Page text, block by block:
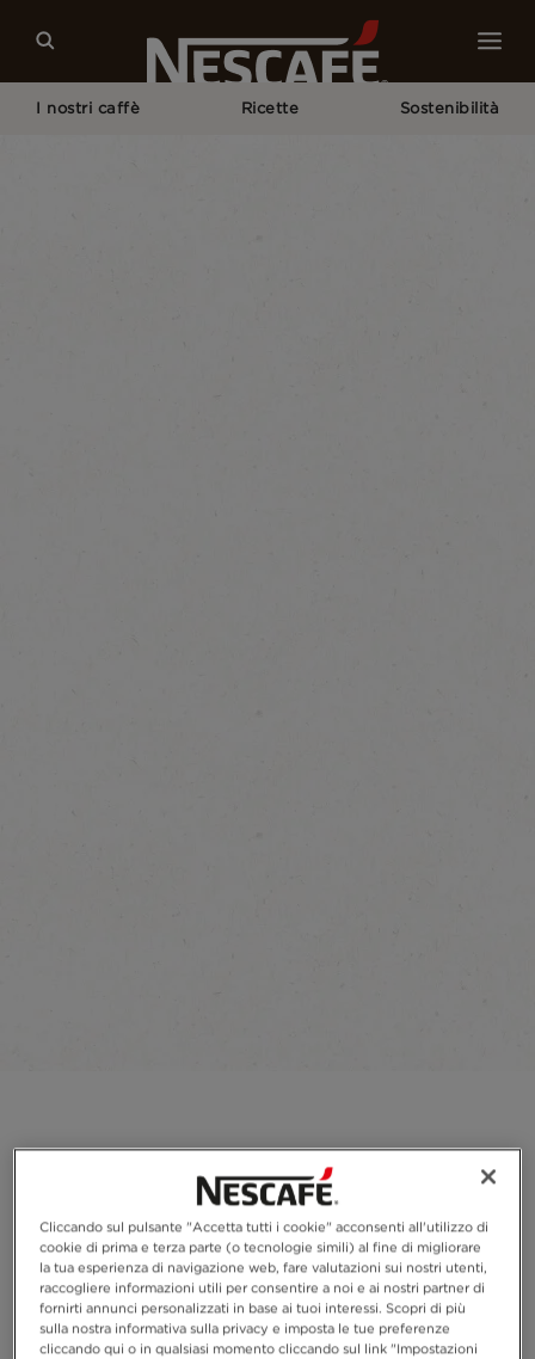
I nostri caffè Ricette Sostenibilità
Cliccando sul pulsante "Accetta tutti i cookie" acconsenti all'utilizzo di
cookie di prima e terza parte (o tecnologie simili) al fine di migliorare
la tua esperienza di navigazione web, fare valutazioni sui nostri utenti,
raccogliere informazioni utili per consentire a noi e ai nostri partner di
fornirti annunci personalizzati in base ai tuoi interessi. Scopri di più
sulla nostra informativa sulla privacy e imposta le tue preferenze
cliccando qui o in qualsiasi momento cliccando sul link "Impostazioni